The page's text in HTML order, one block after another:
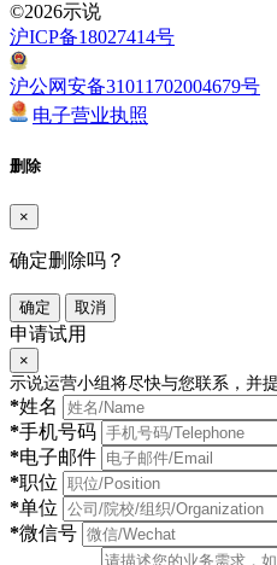
©2026示说
沪ICP备18027414号
沪公网安备31011702004679号
电子营业执照
删除
×
确定删除吗？
确定 取消
申请试用
×
示说运营小组将尽快与您联系，并
*姓名
*手机号码
*电子邮件
*职位
*单位
*微信号